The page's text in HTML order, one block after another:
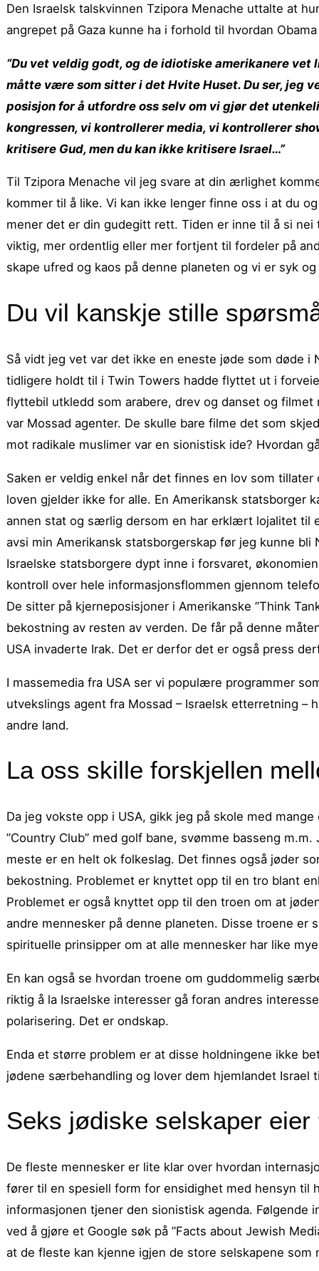
Den Israelsk talskvinnen Tzipora Menache uttalte at
angrepet på Gaza kunne ha i forhold til hvordan
“Du vet veldig godt, og de idiotiske amerikanere
måtte være som sitter i det Hvite Huset. Du ser, jeg
posisjon for å utfordre oss selv om vi gjør det
kongressen, vi kontrollerer media, vi kontrollerer
kritisere Gud, men du kan ikke kritisere Israel…”
Til Tzipora Menache vil jeg svare at din ærlighet
kommer til å like. Vi kan ikke lenger finne oss i at du
mener det er din gudegitt rett. Tiden er inne til å si
viktig, mer ordentlig eller mer fortjent til fordeler på
skape ufred og kaos på denne planeten og vi er syk
Du vil kanskje stille
Så vidt jeg vet var det ikke en eneste jøde som døde i
tidligere holdt til i Twin Towers hadde flyttet ut i
flyttebil utkledd som arabere, drev og danset og
var Mossad agenter. De skulle bare filme det som
mot radikale muslimer var en sionistisk ide? Hvordan
Saken er veldig enkel når det finnes en lov som
loven gjelder ikke for alle. En Amerikansk
annen stat og særlig dersom en har erklært lojalitet til
avsi min Amerikansk statsborgerskap før jeg kunne
Israelske statsborgere dypt inne i forsvaret,
kontroll over hele informasjonsflommen gjennom
De sitter på kjerneposisjoner i Amerikanske ”Think
bekostning av resten av verden. De får på denne
USA invaderte Irak. Det er derfor det er også press
I massemedia fra USA ser vi populære programmer
utvekslings agent fra Mossad – Israelsk etterretning
andre land.
La oss skille forskjellen
Da jeg vokste opp i USA, gikk jeg på skole med
”Country Club” med golf bane, svømme basseng
meste er en helt ok folkeslag. Det finnes også jøder
bekostning. Problemet er knyttet opp til en tro blant
Problemet er også knyttet opp til den troen om at
andre mennesker på denne planeten. Disse troene
spirituelle prinsipper om at alle mennesker har like
En kan også se hvordan troene om guddommelig
riktig å la Israelske interesser gå foran andres
polarisering. Det er ondskap.
Enda et større problem er at disse holdningene ikke
jødene særbehandling og lover dem hjemlandet Israel
Seks jødiske selskaper
De fleste mennesker er lite klar over hvordan
fører til en spesiell form for ensidighet med hensyn
informasjonen tjener den sionistisk agenda.
ved å gjøre et Google søk på ”Facts about Jewish
at de fleste kan kjenne igjen de store selskapene som